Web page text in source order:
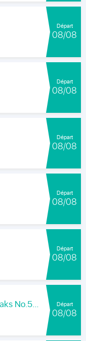
Départ
08/08
Départ
08/08
Départ
08/08
Départ
08/08
Départ
08/08
Winning Key Farm Hambletonian Oaks No.56 - Final Départ
08/08